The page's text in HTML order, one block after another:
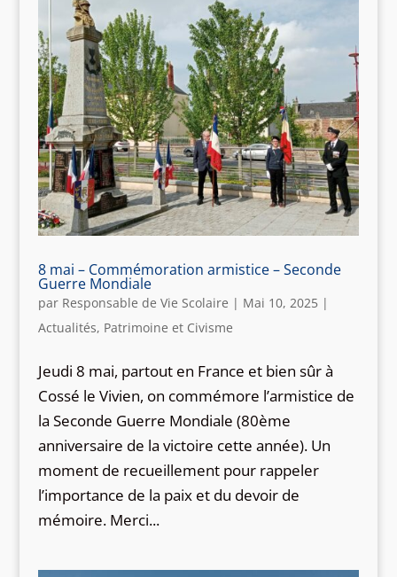
8 mai – Commémoration armistice – Seconde
Guerre Mondiale
par Responsable de Vie Scolaire | Mai 10, 2025 |
Actualités, Patrimoine et Civisme
Jeudi 8 mai, partout en France et bien sûr à
Cossé le Vivien, on commémore l’armistice de
la Seconde Guerre Mondiale (80ème
anniversaire de la victoire cette année). Un
moment de recueillement pour rappeler
l’importance de la paix et du devoir de
mémoire. Merci...